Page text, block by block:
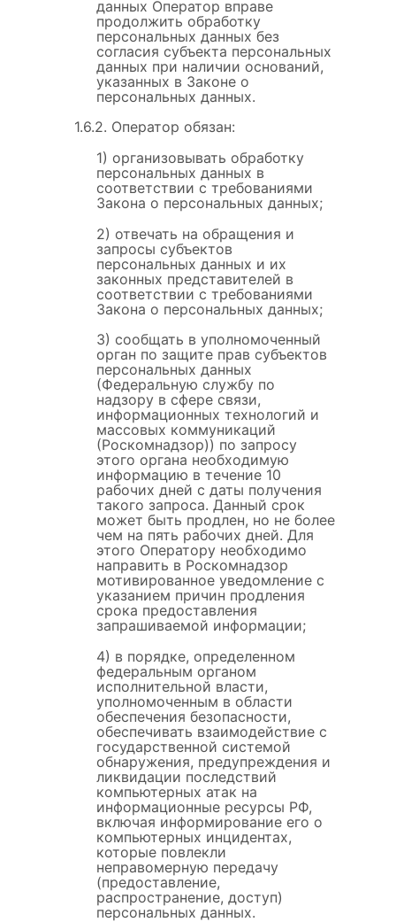
данных Оператор вправе
продолжить обработку
персональных данных без
согласия субъекта персональных
данных при наличии оснований,
указанных в Законе о
персональных данных.
1.6.2. Оператор обязан:
1) организовывать обработку
персональных данных в
соответствии с требованиями
Закона о персональных данных;
2) отвечать на обращения и
запросы субъектов
персональных данных и их
законных представителей в
соответствии с требованиями
Закона о персональных данных;
3) сообщать в уполномоченный
орган по защите прав субъектов
персональных данных
(Федеральную службу по
надзору в сфере связи,
информационных технологий и
массовых коммуникаций
(Роскомнадзор)) по запросу
этого органа необходимую
информацию в течение 10
рабочих дней с даты получения
такого запроса. Данный срок
может быть продлен, но не более
чем на пять рабочих дней. Для
этого Оператору необходимо
направить в Роскомнадзор
мотивированное уведомление с
указанием причин продления
срока предоставления
запрашиваемой информации;
4) в порядке, определенном
федеральным органом
исполнительной власти,
уполномоченным в области
обеспечения безопасности,
обеспечивать взаимодействие с
государственной системой
обнаружения, предупреждения и
ликвидации последствий
компьютерных атак на
информационные ресурсы РФ,
включая информирование его о
компьютерных инцидентах,
которые повлекли
неправомерную передачу
(предоставление,
распространение, доступ)
персональных данных.